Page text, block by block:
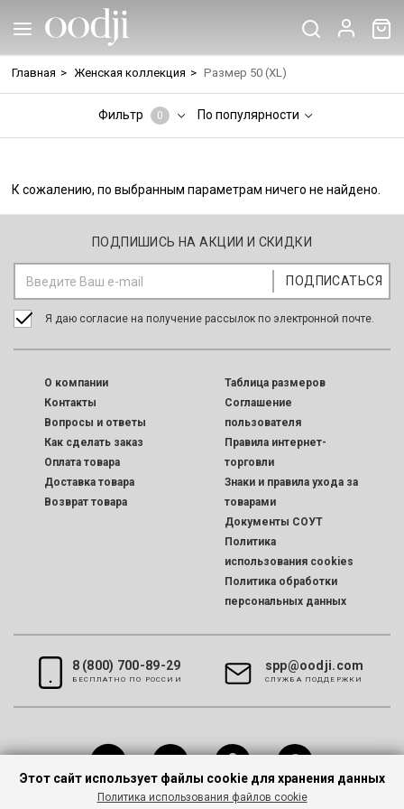
Главная > Женская коллекция > Размер 50 (XL)
Фильтр 0 По популярности
К сожалению, по выбранным параметрам ничего не найдено.
ПОДПИШИСЬ НА АКЦИИ И СКИДКИ
Я даю согласие на получение рассылок по электронной почте.
O компании
Контакты
Вопросы и ответы
Как сделать заказ
Оплата товара
Доставка товара
Возврат товара
Таблица размеров
Соглашение
пользователя
Правила интернет-
торговли
Знаки и правила ухода за
товарами
Документы СОУТ
Политика
использования cookies
Политика обработки
персональных данных
8 (800) 700-89-29
БЕСПЛАТНО ПО РОССИИ
spp@oodji.com
CЛУЖБА ПОДДЕРЖКИ
Этот сайт использует файлы cookie для хранения данных
Политика использования файлов cookie